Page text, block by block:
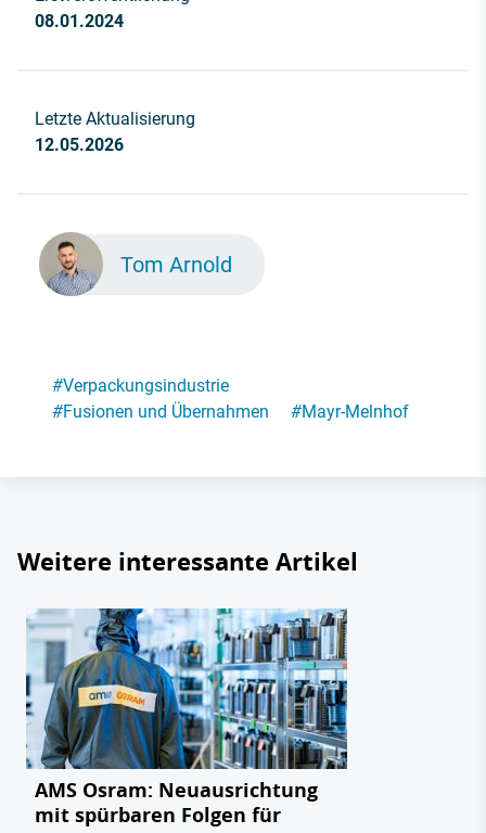
08.01.2024
Letzte Aktualisierung
12.05.2026
Tom Arnold
#Verpackungsindustrie
#Fusionen und Übernahmen #Mayr-Melnhof
Weitere interessante Artikel
AMS Osram: Neuausrichtung
mit spürbaren Folgen für